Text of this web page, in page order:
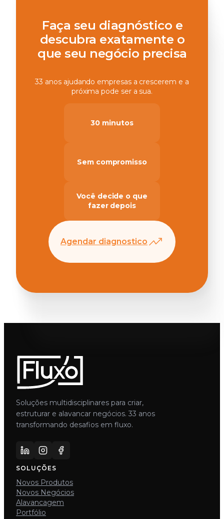
Faça seu diagnóstico e
descubra exatamente o
que seu negócio precisa
33 anos ajudando empresas a crescerem e a
próxima pode ser a sua.
30 minutos
Sem compromisso
Você decide o que
fazer depois
Agendar diagnostico
Soluções multidisciplinares para criar,
estruturar e alavancar negócios. 33 anos
transformando desafios em fluxo.
SOLUÇÕES
Novos Produtos
Novos Negócios
Alavancagem
Portfólio